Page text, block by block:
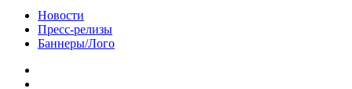
Новости
Пресс-релизы
Баннеры/Лого